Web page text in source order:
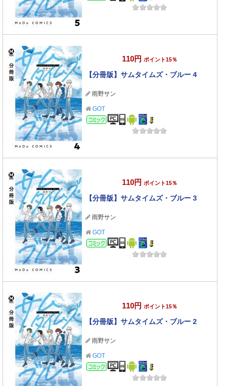
110円 ポイント15％
【分冊版】サムタイムズ・ブルー 4
雨野サン
GOT
コミック
110円 ポイント15％
【分冊版】サムタイムズ・ブルー 3
雨野サン
GOT
コミック
110円 ポイント15％
【分冊版】サムタイムズ・ブルー 2
雨野サン
GOT
コミック